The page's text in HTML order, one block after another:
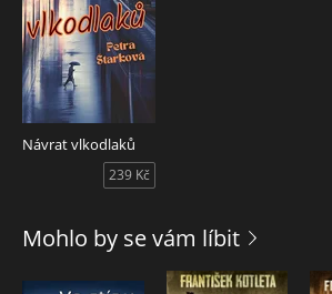
Návrat vlkodlaků
239 Kč
Mohlo by se vám líbit